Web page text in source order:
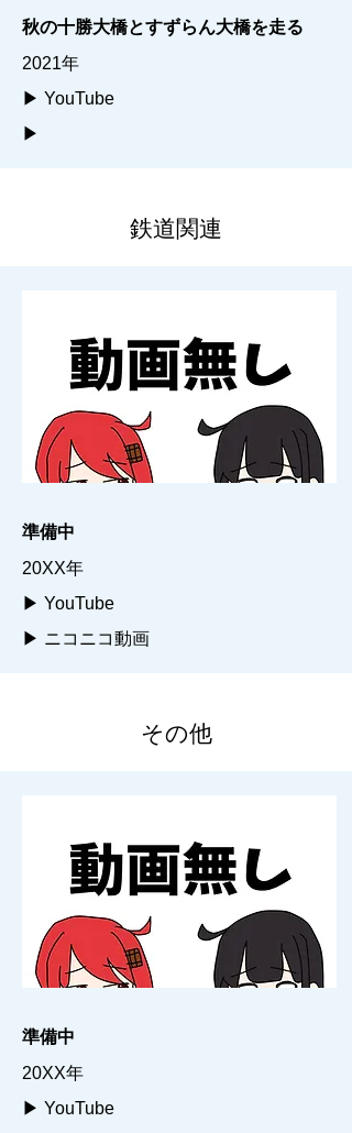
秋の十勝大橋とすずらん大橋を走る
2021年
▶ YouTube
▶
鉄道関連
準備中
20XX年
▶ YouTube
▶ ニコニコ動画
その他
準備中
20XX年
▶ YouTube